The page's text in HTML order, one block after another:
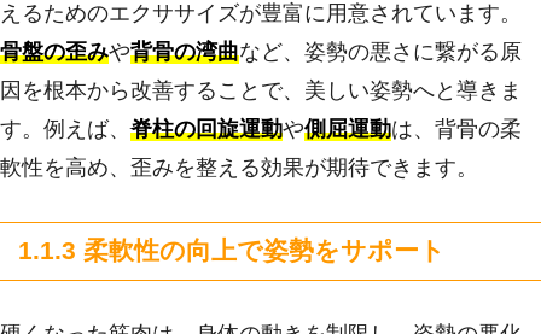
えるためのエクササイズが豊富に用意されています。
骨盤の歪みや背骨の湾曲など、姿勢の悪さに繋がる原
因を根本から改善することで、美しい姿勢へと導きま
す。例えば、脊柱の回旋運動や側屈運動は、背骨の柔
軟性を高め、歪みを整える効果が期待できます。
1.1.3 柔軟性の向上で姿勢をサポート